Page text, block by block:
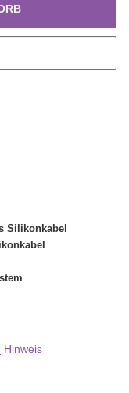
Silikonkabel
Hinweis